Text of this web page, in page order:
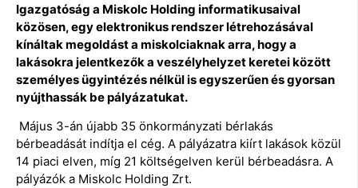
Igazgatóság a Miskolc Holding informatikusaival
közösen, egy elektronikus rendszer létrehozásával
kínáltak megoldást a miskolciaknak arra, hogy a
lakásokra jelentkezők a veszélyhelyzet keretei között
személyes ügyintézés nélkül is egyszerűen és gyorsan
nyújthassák be pályázatukat.
Május 3-án újabb 35 önkormányzati bérlakás
bérbeadását indítja el cég. A pályázatra kiírt lakások közül
14 piaci elven, míg 21 költségelven kerül bérbeadásra. A
pályázók a Miskolc Holding Zrt.